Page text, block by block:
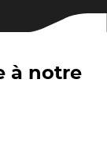
à notre